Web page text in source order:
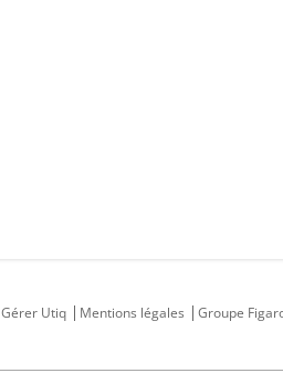
Gérer Utiq Mentions légales
Groupe